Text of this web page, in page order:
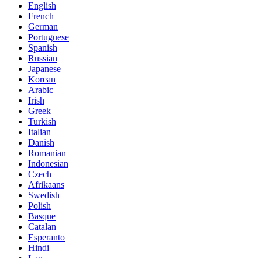
English
French
German
Portuguese
Spanish
Russian
Japanese
Korean
Arabic
Irish
Greek
Turkish
Italian
Danish
Romanian
Indonesian
Czech
Afrikaans
Swedish
Polish
Basque
Catalan
Esperanto
Hindi